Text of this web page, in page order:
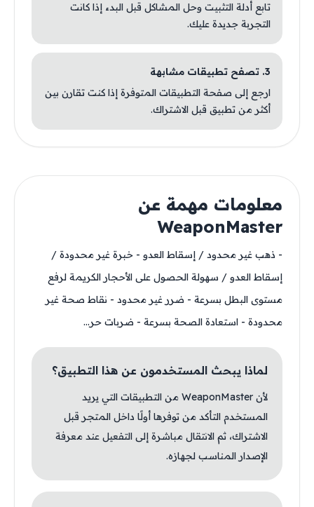
تابع أدلة التثبيت وحل المشاكل قبل البدء إذا كانت
التجربة جديدة عليك.
3. تصفح تطبيقات مشابهة
ارجع إلى صفحة التطبيقات المتوفرة إذا كنت تقارن بين
أكثر من تطبيق قبل الاشتراك.
معلومات مهمة عن
WeaponMaster
- ذهب غير محدود / إسقاط العدو - خبرة غير محدودة /
إسقاط العدو / سهولة الحصول على الأحجار الكريمة لرفع
مستوى البطل بسرعة - ضرر غير محدود - نقاط صحة غير
محدودة - استعادة الصحة بسرعة - ضربات حر...
لماذا يبحث المستخدمون عن هذا التطبيق؟
لأن WeaponMaster من التطبيقات التي يريد
المستخدم التأكد من توفرها أولًا داخل المتجر قبل
الاشتراك، ثم الانتقال مباشرة إلى التفعيل عند معرفة
الإصدار المناسب لجهازه.